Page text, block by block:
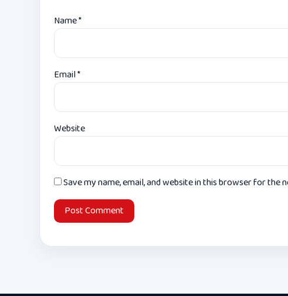
Name*
Email*
Website
Save my name, email, and website in this browser for the